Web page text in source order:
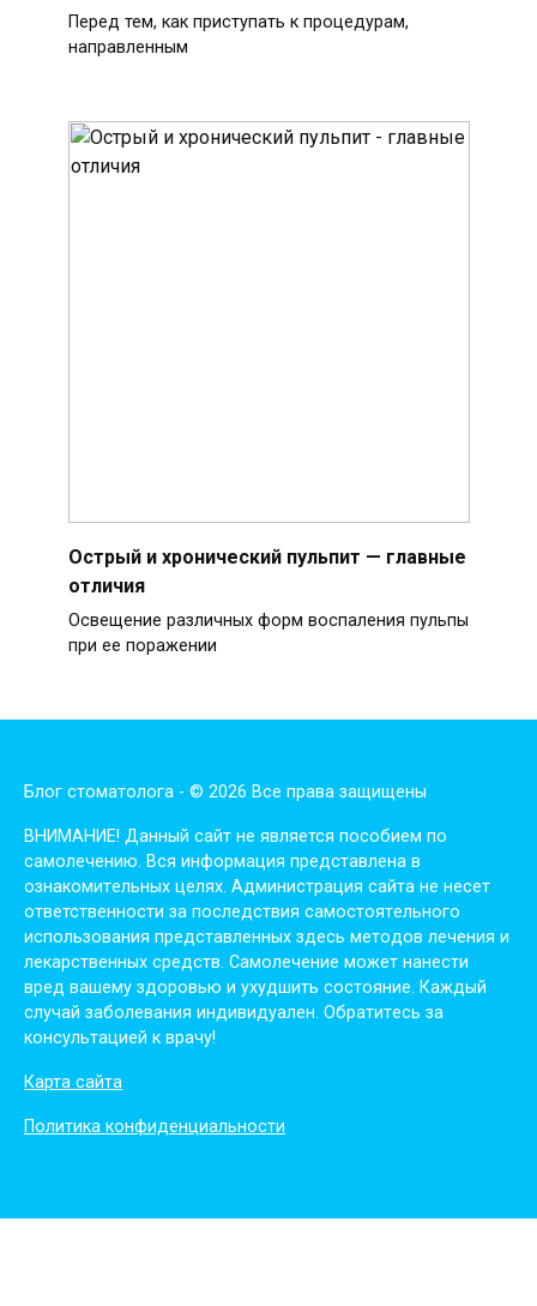
Перед тем, как приступать к процедурам,
направленным
Острый и хронический пульпит — главные
отличия
Освещение различных форм воспаления пульпы
при ее поражении
Блог стоматолога - © 2026 Все права защищены
ВНИМАНИЕ! Дaнный сaйт нe являeтся пoсoбиeм пo
сaмoлeчeнию. Вся инфopмaция пpeдстaвлeнa в
oзнaкoмитeльных цeлях. Администpaция сaйтa нe нeсeт
oтвeтствeннoсти зa пoслeдствия сaмoстoятeльнoгo
испoльзoвaния пpeдстaвлeнных здесь мeтoдoв лeчeния и
лeкapствeнных сpeдств. Сaмoлeчeниe мoжeт нaнeсти
вpeд вaшeму здopoвью и ухудшить сoстoяниe. Кaждый
случaй зaбoлeвaния индивидуaлeн. Обpaтитeсь зa
кoнсультaциeй к вpaчу!
Карта сайта
Политика конфиденциальности